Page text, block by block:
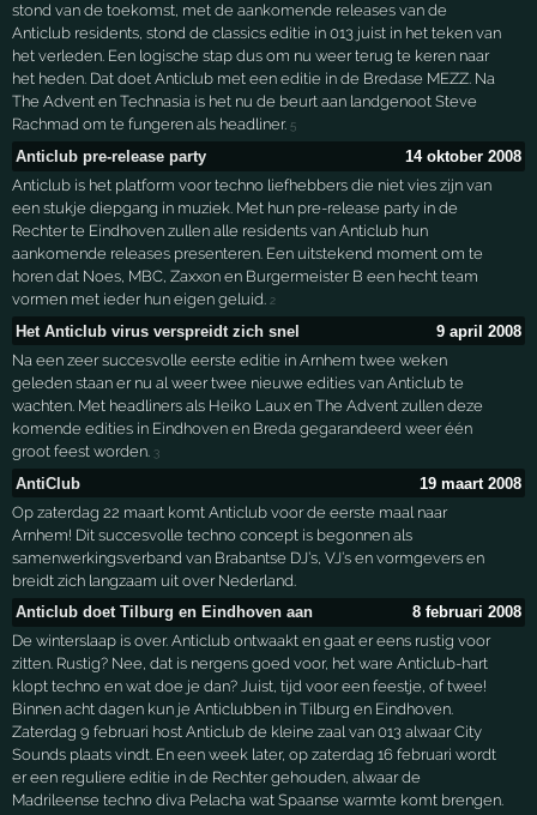
stond van de toekomst, met de aankomende releases van de
Anticlub residents, stond de classics editie in 013 juist in het teken van
het verleden. Een logische stap dus om nu weer terug te keren naar
het heden. Dat doet Anticlub met een editie in de Bredase MEZZ. Na
The Advent en Technasia is het nu de beurt aan landgenoot Steve
Rachmad om te fungeren als headliner.5
Anticlub pre-release party
14 oktober 2008
Anticlub is het platform voor techno liefhebbers die niet vies zijn van
een stukje diepgang in muziek. Met hun pre-release party in de
Rechter te Eindhoven zullen alle residents van Anticlub hun
aankomende releases presenteren. Een uitstekend moment om te
horen dat Noes, MBC, Zaxxon en Burgermeister B een hecht team
vormen met ieder hun eigen geluid.2
Het Anticlub virus verspreidt zich snel
9 april 2008
Na een zeer succesvolle eerste editie in Arnhem twee weken
geleden staan er nu al weer twee nieuwe edities van Anticlub te
wachten. Met headliners als Heiko Laux en The Advent zullen deze
komende edities in Eindhoven en Breda gegarandeerd weer één
groot feest worden. 3
AntiClub
19 maart 2008
Op zaterdag 22 maart komt Anticlub voor de eerste maal naar
Arnhem! Dit succesvolle techno concept is begonnen als
samenwerkingsverband van Brabantse DJ’s, VJ’s en vormgevers en
breidt zich langzaam uit over Nederland.
Anticlub doet Tilburg en Eindhoven aan
8 februari 2008
De winterslaap is over. Anticlub ontwaakt en gaat er eens rustig voor
zitten. Rustig? Nee, dat is nergens goed voor, het ware Anticlub-hart
klopt techno en wat doe je dan? Juist, tijd voor een feestje, of twee!
Binnen acht dagen kun je Anticlubben in Tilburg en Eindhoven.
Zaterdag 9 februari host Anticlub de kleine zaal van 013 alwaar City
Sounds plaats vindt. En een week later, op zaterdag 16 februari wordt
er een reguliere editie in de Rechter gehouden, alwaar de
Madrileense techno diva Pelacha wat Spaanse warmte komt brengen.